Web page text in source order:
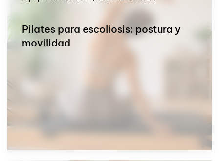
Pilates para escoliosis: postura y
movilidad